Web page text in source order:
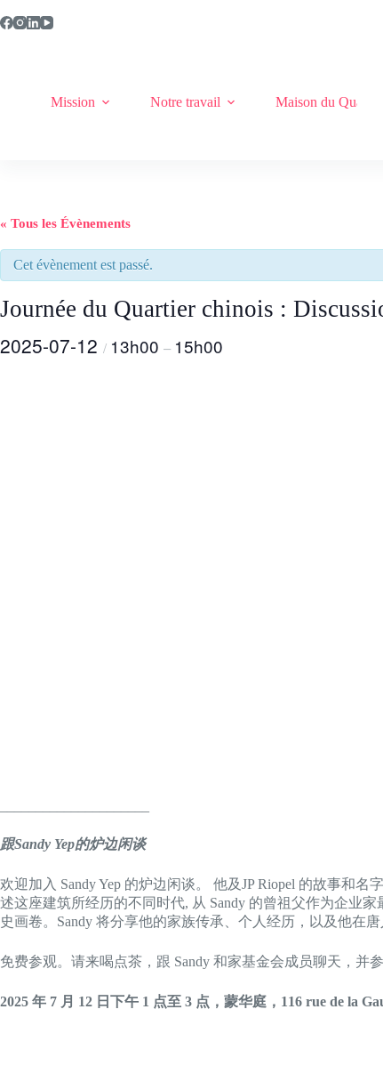
au
Mission Notre travail Maison du Quartier
« Tous les Évènements
Cet évènement est passé.
Journée du Quartier chinois :
2025-07-12 / 13h00 – 15h00
跟Sandy Yep的炉边闲谈
欢迎加入 Sandy Yep 的炉边闲谈。 他及JP Riopel 的故事和名
述这座建筑所经历的不同时代, 从 Sandy 的曾祖父作为企业
史画卷。Sandy 将分享他的家族传承、个人经历，以及他在唐
免费参观。请来喝点茶，跟 Sandy 和家基金会成员聊天，并参
2025 年 7 月 12 日下午 1 点至 3 点，蒙华庭，116 rue de la